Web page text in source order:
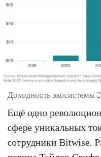
Доходность экосистемы
Ещё одно
сфере уникальных
сотрудники Bitwise.